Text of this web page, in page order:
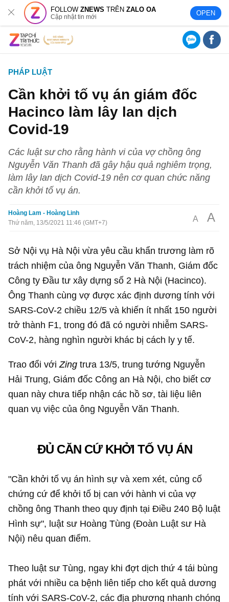
FOLLOWZNEWS TRÊNZALO OA
Cập nhật tin mới OPEN
PHÁP LUẬT
Cần khởi tố vụ án giám đốc
Hacinco làm lây lan dịch
Covid-19
Các luật sư cho rằng hành vi của vợ chồng ông
Nguyễn Văn Thanh đã gây hậu quả nghiêm trọng,
làm lây lan dịch Covid-19 nên cơ quan chức năng
cần khởi tố vụ án.
Hoàng Lam - Hoàng Linh
Thứ năm, 13/5/2021 11:46 (GMT+7)
A A
Sở Nội vụ Hà Nội vừa yêu cầu khẩn trương làm rõ
trách nhiệm của ông Nguyễn Văn Thanh, Giám đốc
Công ty Đầu tư xây dựng số 2 Hà Nội (Hacinco).
Ông Thanh cùng vợ được xác định dương tính với
SARS-CoV-2 chiều 12/5 và khiến ít nhất 150 người
trở thành F1, trong đó đã có người nhiễm SARS-
CoV-2, hàng nghìn người khác bị cách ly y tế.
Trao đổi vớiZingtrưa 13/5, trung tướng Nguyễn
Hải Trung, Giám đốc Công an Hà Nội, cho biết cơ
quan này chưa tiếp nhận các hồ sơ, tài liệu liên
quan vụ việc của ông Nguyễn Văn Thanh.
ĐỦ CĂN CỨ KHỞI TỐ VỤ ÁN
"Cần khởi tố vụ án hình sự và xem xét, củng cố
chứng cứ để khởi tố bị can với hành vi của vợ
chồng ông Thanh theo quy định tại Điều 240 Bộ luật
Hình sự", luật sư Hoàng Tùng (Đoàn Luật sư Hà
Nội) nêu quan điểm.
Theo luật sư Tùng, ngay khi đợt dịch thứ 4 tái bùng
phát với nhiều ca bệnh liên tiếp cho kết quả dương
tính với SARS-CoV-2, các địa phương nhanh chóng